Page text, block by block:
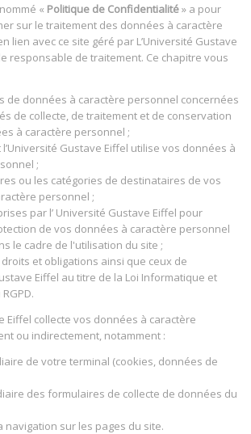
« Politique de Confidentialité» a pour
sur le traitement des données à caractère
lien avec ce site géré par L’Université Gustave
responsable de traitement. Ce chapitre vous
de données à caractère personnel concernées
de collecte, de traitement et de conservation
à caractère personnel ;
Gustave Eiffel utilise vos données à
;
ou les catégories de destinataires de vos
personnel ;
par l’ Université Gustave Eiffel pour
de vos données à caractère personnel
le cadre de l'utilisation du site ;
et obligations ainsi que ceux de
Eiffel au titre de la Loi Informatique et
Eiffel collecte vos données à caractère
ou indirectement, notamment :
de votre terminal (cookies, données de
des formulaires de collecte de données du
navigation sur les pages du site.